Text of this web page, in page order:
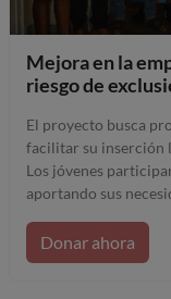
Mejora en la
riesgo de
El proyecto busca
facilitar su inserción
Los jóvenes
aportando sus
Donar ahora